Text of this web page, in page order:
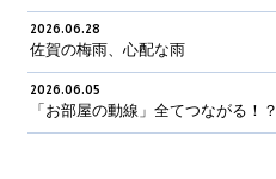
2026.06.28
佐賀の梅雨、心配な雨
2026.06.05
「お部屋の動線」全てつながる！？